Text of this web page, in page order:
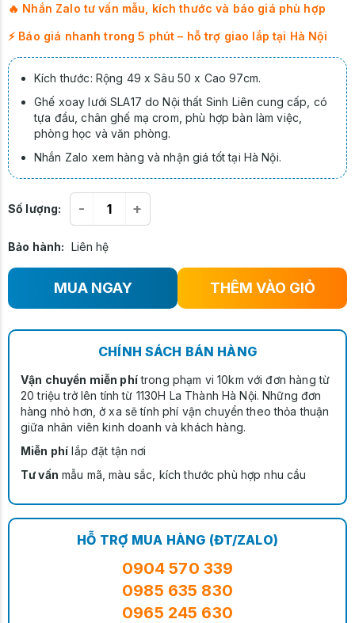
🔥 Nhắn Zalo tư vấn mẫu, kích thước và báo giá phù hợp
⚡ Báo giá nhanh trong 5 phút – hỗ trợ giao lắp tại Hà Nội
Kích thước: Rộng 49 x Sâu 50 x Cao 97cm.
Ghế xoay lưới SLA17 do Nội thất Sinh Liên cung cấp, có
tựa đầu, chân ghế mạ crom, phù hợp bàn làm việc,
phòng học và văn phòng.
Nhắn Zalo xem hàng và nhận giá tốt tại Hà Nội.
Số lượng: - +
Bảo hành: Liên hệ
MUA NGAY THÊM VÀO GIỎ
CHÍNH SÁCH BÁN HÀNG
Vận chuyển miễn phítrong phạm vi 10km với đơn hàng từ
20 triệu trở lên tính từ 1130H La Thành Hà Nội. Những đơn
hàng nhỏ hơn, ở xa sẽ tính phí vận chuyển theo thỏa thuận
giữa nhân viên kinh doanh và khách hàng.
Miễn phí lắp đặt tận nơi
Tư vấn mẫu mã, màu sắc, kích thước phù hợp nhu cầu
HỖ TRỢ MUA HÀNG (ĐT/ZALO)
0904 570 339
0985 635 830
0965 245 630